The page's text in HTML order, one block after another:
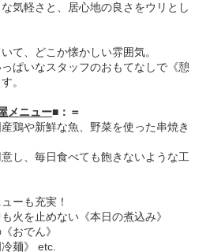
気軽さと、居心地の良さをウリとし
て、どこか懐かしい雰囲気。
ぱいなスタッフのおもてなしで《憩
。
メニュー■：＝
鶏や新鮮な魚、野菜を使った串焼き
し、毎日食べても飽きないような工
ーも充実！
火を止めない《本日の煮込み》
おでん》
麺》 etc.